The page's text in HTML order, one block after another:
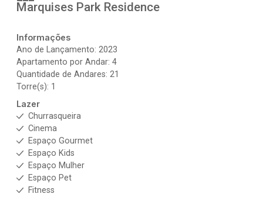
Marquises Park Residence
Informações
Ano de Lançamento: 2023
Apartamento por Andar: 4
Quantidade de Andares: 21
Torre(s): 1
Lazer
Churrasqueira
Cinema
Espaço Gourmet
Espaço Kids
Espaço Mulher
Espaço Pet
Fitness